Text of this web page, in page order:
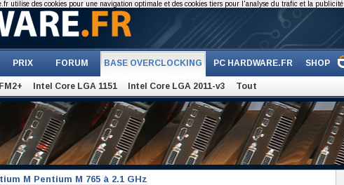
PRIX FORUM BASE OVERCLOCKING PC HARDWARE.FR SHOP
Intel Core LGA 1151 Intel Core LGA 2011-v3 Tout
M Pentium M 765 à 2.1 GHz
utilise des cookies pour une navigation optimale et des cookies tiers pour l'analyse du trafic et la publicité